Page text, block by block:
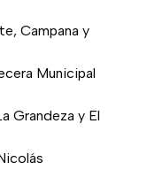
Campana y
Municipal
Grandeza y El